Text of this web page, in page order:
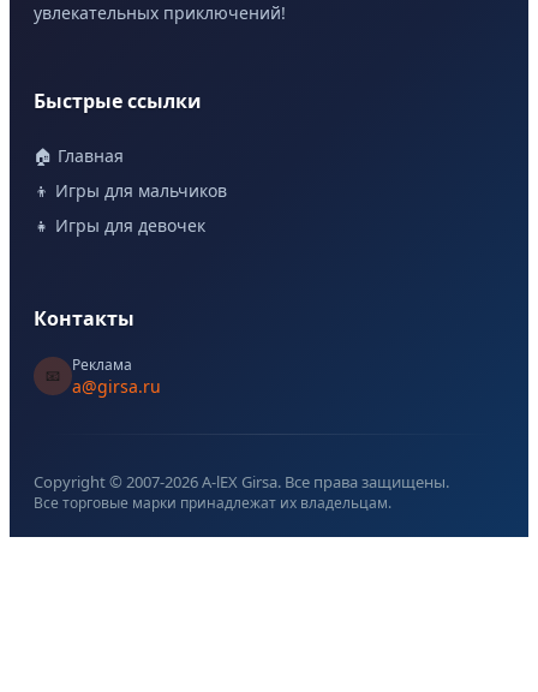
увлекательных приключений!
Быстрые ссылки
🏠 Главная
👦 Игры для мальчиков
👧 Игры для девочек
Контакты
📧
Реклама
a@girsa.ru
Copyright © 2007-2026A-lEX Girsa. Все права защищены.
Все торговые марки принадлежат их владельцам.